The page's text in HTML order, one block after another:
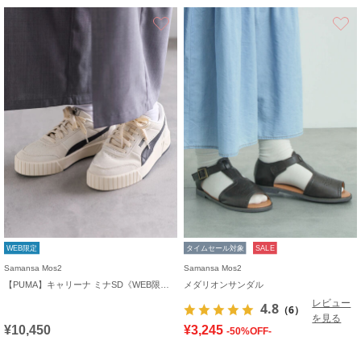
WEB限定
Samansa Mos2
¥10,450
タイムセール対象 SALE
Samansa Mos2
メダリオンサンダル
4.8 （6）
レビュー
を見る
¥3,245 -50%OFF-